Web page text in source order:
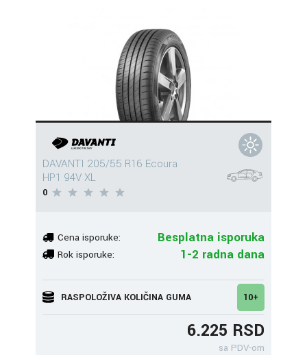
DAVANTI 205/55 R16 Ecoura
HP1 94V XL
0
Cena isporuke: Besplatna isporuka
Rok isporuke: 1-2 radna dana
RASPOLOŽIVA KOLIČINA GUMA 10+
6.225 RSD
sa PDV-om